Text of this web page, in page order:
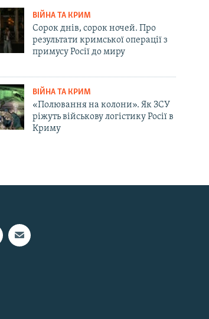
ВІЙНА ТА КРИМ
Сорок днів, сорок ночей. Про
результати кримської операції з
примусу Росії до миру
ВІЙНА ТА КРИМ
«Полювання на колони». Як ЗСУ
ріжуть військову логістику Росії в
Криму